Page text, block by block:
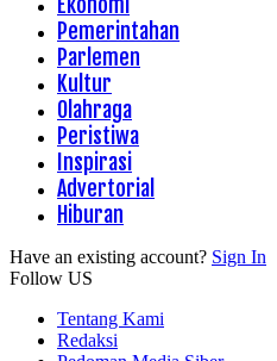
Pemerintahan
Parlemen
Kultur
Olahraga
Peristiwa
Inspirasi
Advertorial
Hiburan
Have an existing account? Sign In
Follow US
Tentang Kami
Redaksi